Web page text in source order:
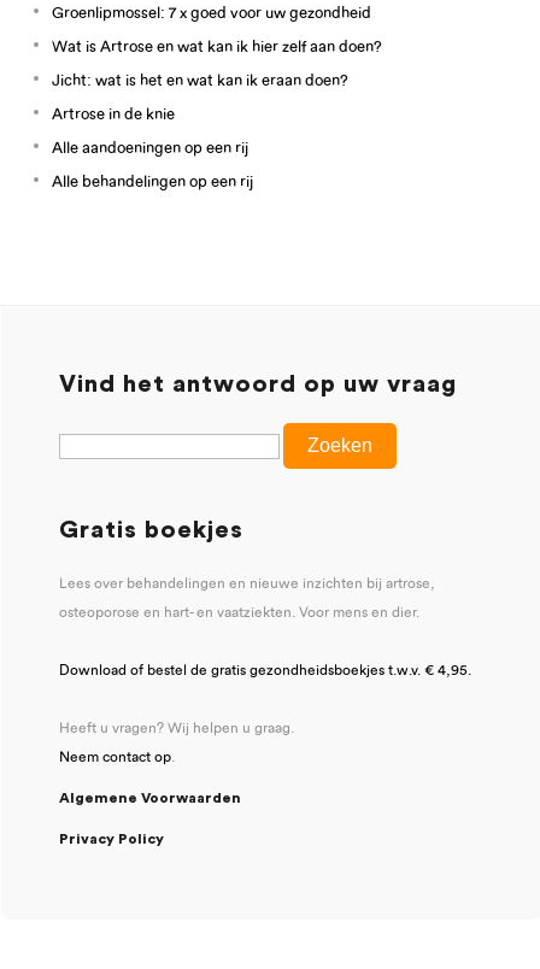
Groenlipmossel: 7 x goed voor uw gezondheid
Wat is Artrose en wat kan ik hier zelf aan doen?
Jicht: wat is het en wat kan ik eraan doen?
Artrose in de knie
Alle aandoeningen op een rij
Alle behandelingen op een rij
Vind het antwoord op uw vraag
Gratis boekjes
Lees over behandelingen en nieuwe inzichten bij artrose,
osteoporose en hart- en vaatziekten. Voor mens en dier.
Download of bestel de gratis gezondheidsboekjes t.w.v. € 4,95.
Heeft u vragen? Wij helpen u graag.
Neem contact op.
Algemene Voorwaarden
Privacy Policy